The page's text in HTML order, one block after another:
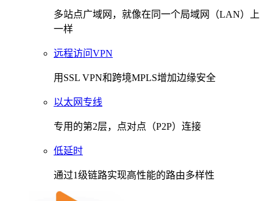
多站点广域网，就像在同一个局域网（LAN）上
一样
远程访问VPN
用SSL VPN和跨境MPLS增加边缘安全
以太网专线
专用的第2层，点对点（P2P）连接
低延时
通过1级链路实现高性能的路由多样性